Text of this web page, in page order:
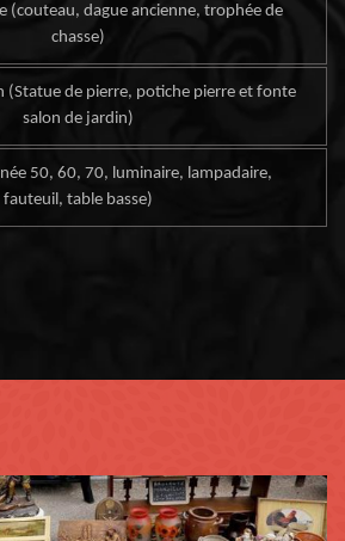
(couteau, dague ancienne, trophée de
chasse)
(Statue de pierre, potiche pierre et fonte
salon de jardin)
50, 60, 70, luminaire, lampadaire,
fauteuil, table basse)